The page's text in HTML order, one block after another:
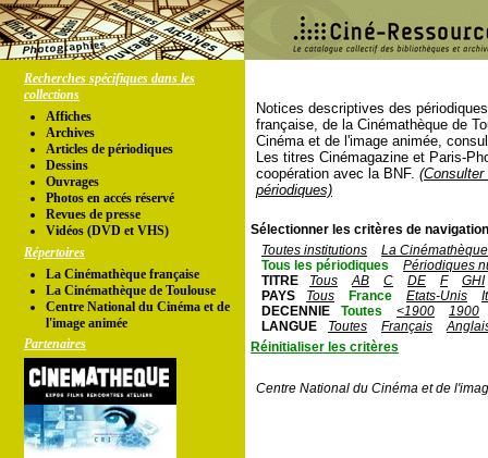
Recherches spécifiques dans les
collections
Affiches
Archives
Articles de périodiques
Dessins
Ouvrages
Photos en accés réservé
Revues de presse
Vidéos (DVD et VHS)
Répertoires
La Cinémathèque française
La Cinémathèque de Toulouse
Centre National du Cinéma et de
l'image animée
Partenaires
Notices descriptives des
française, de la Cinémathèque de
Cinéma et de l'image animée,
Les titres Cinémagazine et Paris-
coopération avec la BNF.
périodiques)
Sélectionner les critères de
Toutes institutions
La
Tous les périodiques
Périodiques
TITRE
Tous AB C DE F
GHI
PAYS
Tous France Etats-Unis
DECENNIE
Toutes <1900
1900
LANGUE
Toutes Français
Réinitialiser les critères
Centre National du Cinéma et de